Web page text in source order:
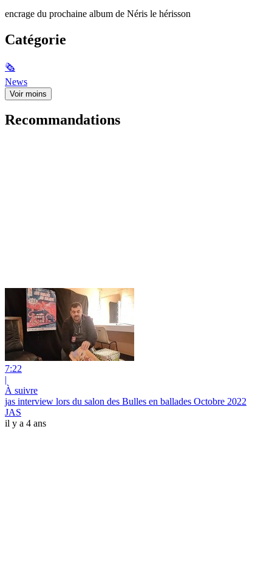
encrage du prochaine album de Néris le hérisson
Catégorie
🗞
News
Voir moins
Recommandations
7:22
|
À suivre
jas interview lors du salon des Bulles en ballades Octobre 2022
JAS
il y a 4 ans